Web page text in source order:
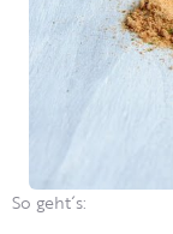
So geht´s: